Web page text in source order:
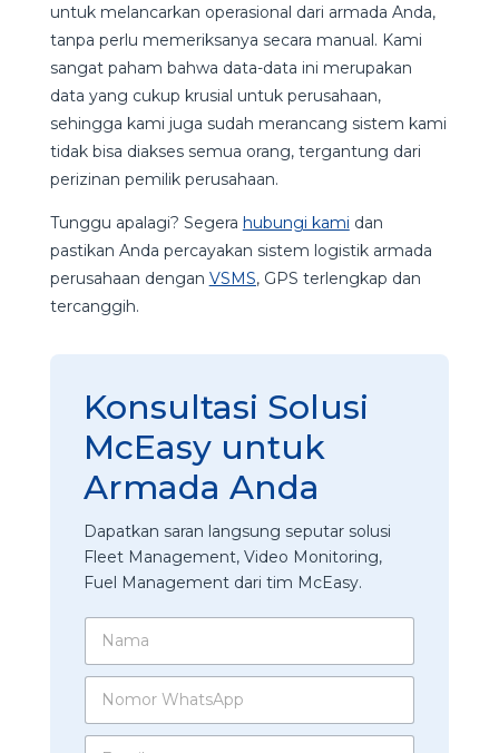
untuk melancarkan operasional dari armada Anda,
tanpa perlu memeriksanya secara manual. Kami
sangat paham bahwa data-data ini merupakan
data yang cukup krusial untuk perusahaan,
sehingga kami juga sudah merancang sistem kami
tidak bisa diakses semua orang, tergantung dari
perizinan pemilik perusahaan.
Tunggu apalagi? Segera hubungi kami dan
pastikan Anda percayakan sistem logistik armada
perusahaan dengan VSMS, GPS terlengkap dan
tercanggih.
Konsultasi Solusi
McEasy untuk
Armada Anda
Dapatkan saran langsung seputar solusi
Fleet Management, Video Monitoring,
Fuel Management dari tim McEasy.
N
m
E
a
i
N
m
E